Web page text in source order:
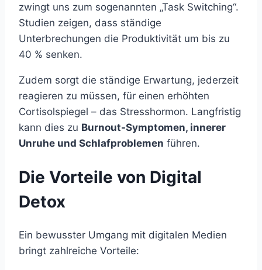
zwingt uns zum sogenannten „Task Switching“.
Studien zeigen, dass ständige
Unterbrechungen die Produktivität um bis zu
40 % senken.
Zudem sorgt die ständige Erwartung, jederzeit
reagieren zu müssen, für einen erhöhten
Cortisolspiegel – das Stresshormon. Langfristig
kann dies zu Burnout-Symptomen, innerer
Unruhe und Schlafproblemen führen.
Die Vorteile von Digital
Detox
Ein bewusster Umgang mit digitalen Medien
bringt zahlreiche Vorteile: